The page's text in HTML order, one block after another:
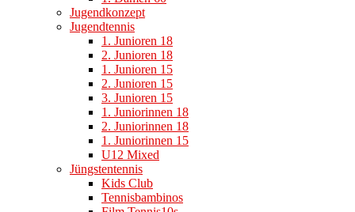
Jugendkonzept
Jugendtennis
1. Junioren 18
2. Junioren 18
1. Junioren 15
2. Junioren 15
3. Junioren 15
1. Juniorinnen 18
2. Juniorinnen 18
1. Juniorinnen 15
U12 Mixed
Jüngstentennis
Kids Club
Tennisbambinos